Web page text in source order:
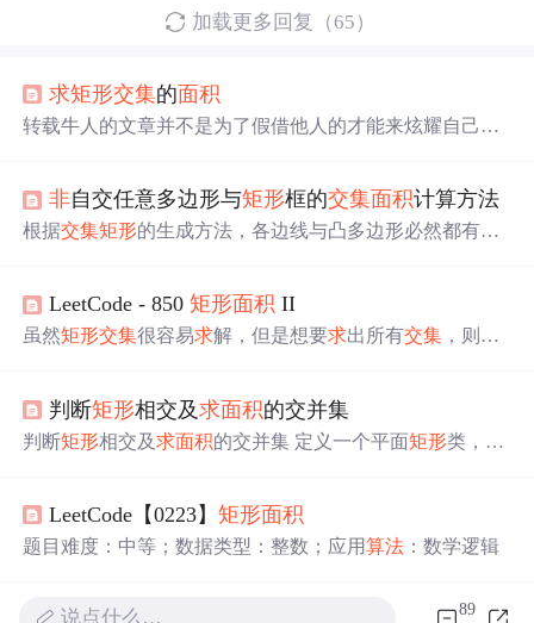
加载更多回复（65）
求矩形交集的面积
转载牛人的文章并不是为了假借他人的才能来炫耀自己，
blog.csdn.net/v_july_v/article/details/7974418#comments 在一
个平面坐标系上，有两个 矩形，它们的边分别平行于X和Y
非自交任意多边形与矩形框的交集面积计算方法
根据交集矩形的生成方法，各边线与凸多边形必然都有交
两个点。针对第一个凹点p(i)，从p(i-2)开始反向扫描，检测
向量p(i-1)p(i)与向量p(i)p(k)的叉乘，k=i-2,…p(i)为新的多边
三角形方法，以p0点为固定点，依次取p(i-1)和p(i),i=2,…
LeetCode - 850矩形面积 II
虽然矩形交集很容易求解，但是想要求出所有交集 ，则需
角的坐标， (xi1, yi1) 是该矩形左下角 的坐标， (xi2, yi2)
是该矩形右上角 的坐标。上面这种思路就是 ”扫描线
(1,1)到(2,2)，绿色矩形 和红色矩形
判断矩形相交及求面积的交并集
判断矩形相交及求面积 的交并集 定义一个平面矩形类，从
std; class rectangle{ private: float x1, y1, x2, y2; public: rectangl
e(){ x...
LeetCode【0223】矩形面积
题目难度：中等；数据类型：整数；应用算法 ：数学逻辑
说点什么… 89